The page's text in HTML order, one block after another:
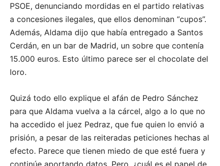
PSOE, denunciando mordidas en el partido relativas
a concesiones ilegales, que ellos denominan “cupos”.
Además, Aldama dijo que había entregado a Santos
Cerdán, en un bar de Madrid, un sobre que contenía
15.000 euros. Esto último parece ser el chocolate del
loro.
Quizá todo ello explique el afán de Pedro Sánchez
para que Aldama vuelva a la cárcel, algo a lo que no
ha accedido el juez Pedraz, que fue quien lo envió a
prisión, a pesar de las reiteradas peticiones hechas al
efecto. Parece que tienen miedo de que esté fuera y
continúe aportando datos. Pero, ¿cuál es el papel de